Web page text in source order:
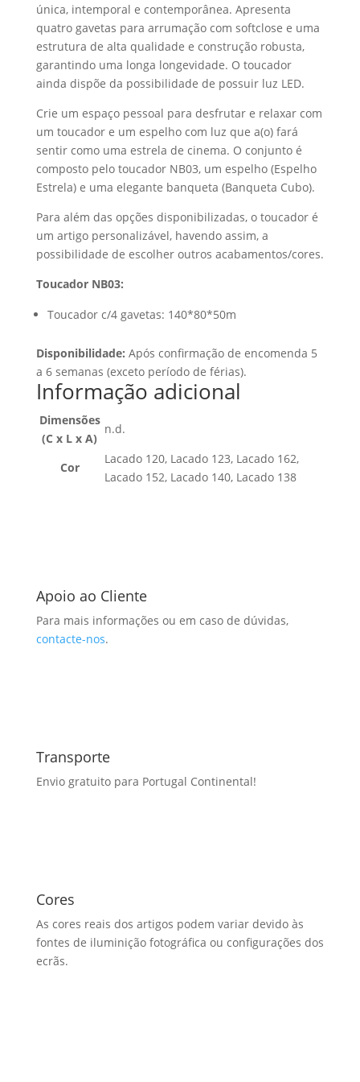
única, intemporal e contemporânea. Apresenta
quatro gavetas para arrumação com softclose e uma
estrutura de alta qualidade e construção robusta,
garantindo uma longa longevidade. O toucador
ainda dispõe da possibilidade de possuir luz LED.
Crie um espaço pessoal para desfrutar e relaxar com
um toucador e um espelho com luz que a(o) fará
sentir como uma estrela de cinema. O conjunto é
composto pelo toucador NB03, um espelho (Espelho
Estrela) e uma elegante banqueta (Banqueta Cubo).
Para além das opções disponibilizadas, o toucador é
um artigo personalizável, havendo assim, a
possibilidade de escolher outros acabamentos/cores.
Toucador NB03:
Toucador c/4 gavetas: 140*80*50m
Disponibilidade: Após confirmação de encomenda 5
a 6 semanas (exceto período de férias).
Informação adicional
Dimensões
(C x L x A)
n.d.
Cor
Lacado 120, Lacado 123, Lacado 162,
Lacado 152, Lacado 140, Lacado 138
Apoio ao Cliente
Para mais informações ou em caso de dúvidas,
contacte-nos.
Transporte
Envio gratuito para Portugal Continental!
Cores
As cores reais dos artigos podem variar devido às
fontes de iluminição fotográfica ou configurações dos
ecrãs.